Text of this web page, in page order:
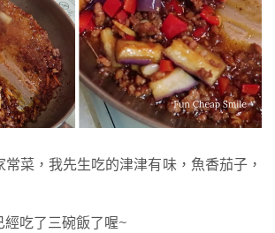
菜，我先生吃的津津有味，魚香茄子，
經吃了三碗飯了喔~